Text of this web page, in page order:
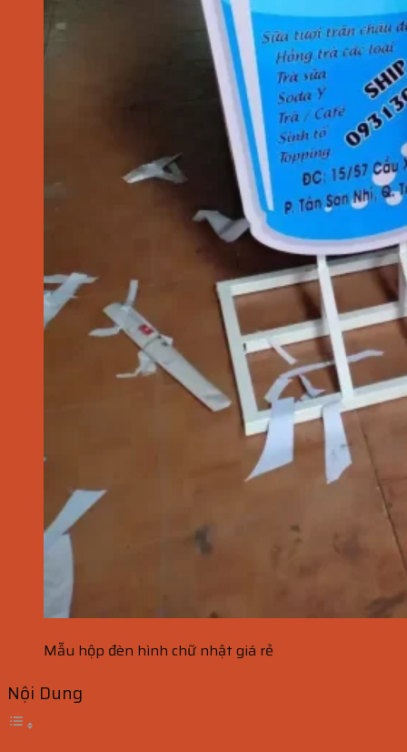
Mẫu hộp đèn hình chữ nhật giá rẻ
Nội Dung